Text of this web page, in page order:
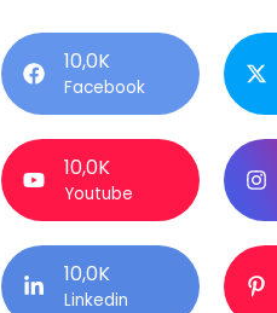
10,0K
Facebook
10,0K
Youtube
10,0K
Linkedin